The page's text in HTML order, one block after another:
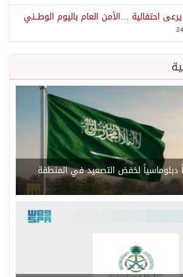
احتفالية …الأمن العام باليوم الوطــني
دبلوماسياً لخفض التصعيد في المنطقة